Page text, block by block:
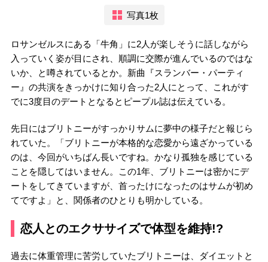
写真1枚
ロサンゼルスにある「牛角」に2人が楽しそうに話しながら
入っていく姿が目にされ、順調に交際が進んでいるのではな
いか、と噂されているとか。新曲『スランバー・パーティ
ー』の共演をきっかけに知り合った2人にとって、これがす
でに3度目のデートとなるとピープル誌は伝えている。
先日にはブリトニーがすっかりサムに夢中の様子だと報じら
れていた。「ブリトニーが本格的な恋愛から遠ざかっている
のは、今回がいちばん長いですね。かなり孤独を感じている
ことを隠してはいません。この1年、ブリトニーは密かにデ
ートをしてきていますが、首ったけになったのはサムが初め
てですよ」と、関係者のひとりも明かしている。
恋人とのエクササイズで体型を維持!?
過去に体重管理に苦労していたブリトニーは、ダイエットと